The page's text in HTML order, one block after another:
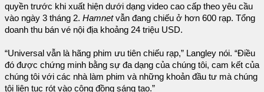
quyền trước khi xuất hiện dưới dạng video cao cấp theo yêu cầu
vào ngày 3 tháng 2. Hamnetvẫn đang chiếu ở hơn 600 rạp. Tổng
doanh thu bán vé nội địa khoảng 24 triệu USD.
“Universal vẫn là hãng phim ưu tiên chiếu rạp,” Langley nói. “Điều
đó được chứng minh bằng sự đa dạng của chúng tôi, cam kết của
chúng tôi với các nhà làm phim và những khoản đầu tư mà chúng
tôi liên tục rót vào cộng đồng sáng tạo.”